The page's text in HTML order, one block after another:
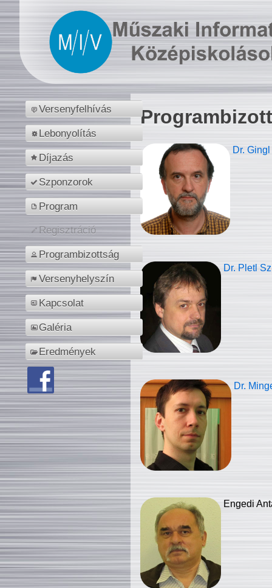
Versenyfelhívás
Lebonyolítás
Díjazás
Szponzorok
Program
Regisztráció
Programbizottság
Versenyhelyszín
Kapcsolat
Galéria
Eredmények
Dr.
Dr. Pletl
Dr.
Engedi